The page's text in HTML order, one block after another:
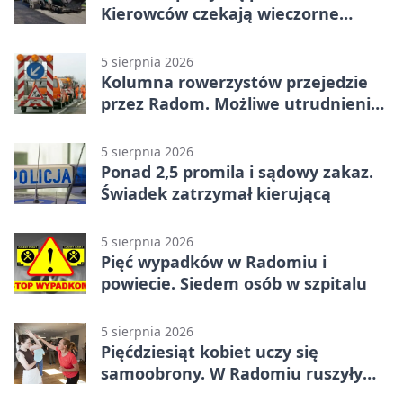
Kierowców czekają wieczorne
5 sierpnia 2026
Kolumna rowerzystów przejedzie
przez Radom. Możliwe utrudnienia
5 sierpnia 2026
Ponad 2,5 promila i sądowy zakaz.
Świadek zatrzymał kierującą
5 sierpnia 2026
Pięć wypadków w Radomiu i
powiecie. Siedem osób w szpitalu
5 sierpnia 2026
Pięćdziesiąt kobiet uczy się
samoobrony. W Radomiu ruszyły